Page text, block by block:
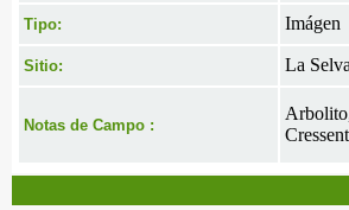
Tipo: Imágen
Sitio: La
Notas de Campo :